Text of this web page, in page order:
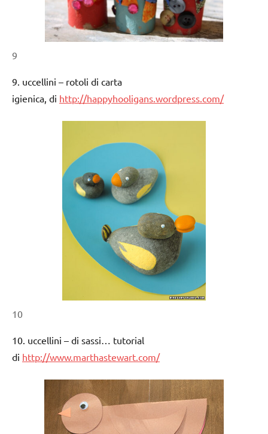
9
9. uccellini – rotoli di carta
igienica, di http://happyhooligans.wordpress.com/
10
10. uccellini – di sassi… tutorial
di http://www.marthastewart.com/